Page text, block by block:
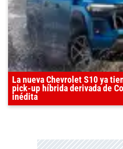
La nueva Chevrolet S10 ya
pick-up híbrida derivada de
inédita